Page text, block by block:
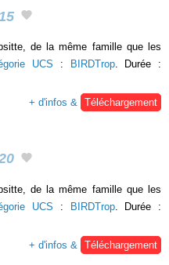
de la même famille que les
UCS : BIRDTrop. Durée :
+ d'infos & Téléchargement
de la même famille que les
UCS : BIRDTrop. Durée :
+ d'infos &
Téléchargement